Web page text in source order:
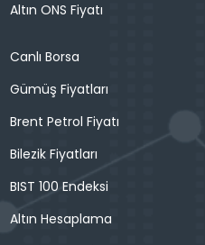
Altın ONS Fiyatı
Canlı Borsa
Gümüş Fiyatları
Brent Petrol Fiyatı
Bilezik Fiyatları
BIST 100 Endeksi
Altın Hesaplama